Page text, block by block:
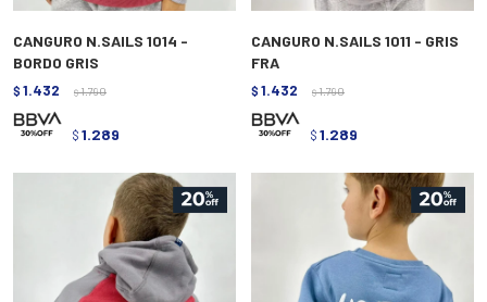
CANGURO N.SAILS 1014 -
BORDO GRIS
$ 1.432 $ 1.790
$ 1.289
CANGURO N.SAILS 1011 - GRIS
FRA
$ 1.432 $ 1.790
$ 1.289